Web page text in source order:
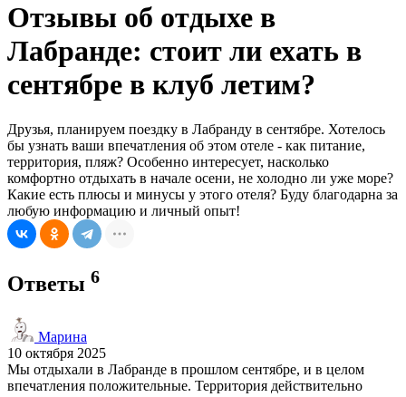
Отзывы об отдыхе в
Лабранде: стоит ли ехать в
сентябре в клуб летим?
Друзья, планируем поездку в Лабранду в сентябре. Хотелось
бы узнать ваши впечатления об этом отеле - как питание,
территория, пляж? Особенно интересует, насколько
комфортно отдыхать в начале осени, не холодно ли уже море?
Какие есть плюсы и минусы у этого отеля? Буду благодарна за
любую информацию и личный опыт!
Ответы 6
Марина
10 октября 2025
Мы отдыхали в Лабранде в прошлом сентябре, и в целом
впечатления положительные. Территория действительно